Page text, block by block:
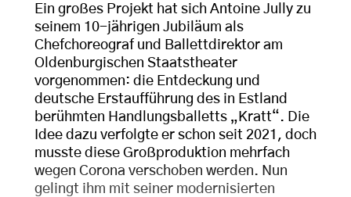
Ein großes Projekt hat sich Antoine Jully zu
seinem 10-jährigen Jubiläum als
Chefchoreograf und Ballettdirektor am
Oldenburgischen Staatstheater
vorgenommen: die Entdeckung und
deutsche Erstaufführung des in Estland
berühmten Handlungsballetts „Kratt“. Die
Idee dazu verfolgte er schon seit 2021, doch
musste diese Großproduktion mehrfach
wegen Corona verschoben werden. Nun
gelingt ihm mit seiner modernisierten